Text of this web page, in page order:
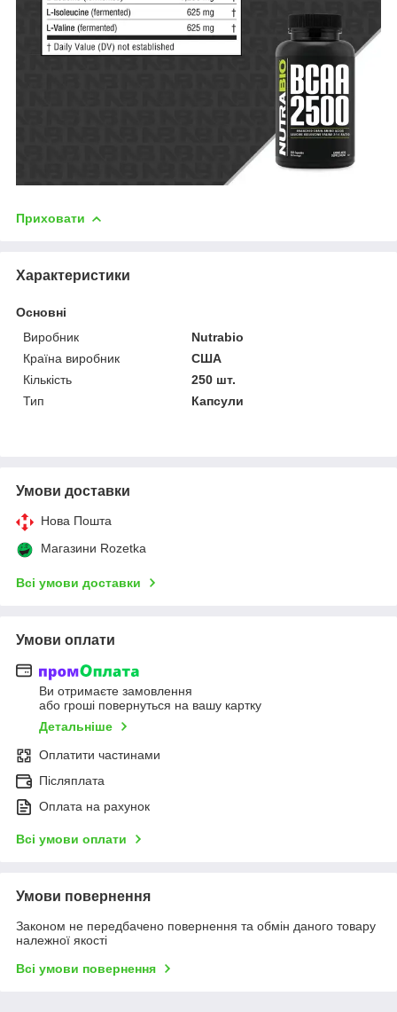
Приховати
Характеристики
Основні
Виробник
Nutrabio
Країна виробник
США
Кількість
250 шт.
Тип
Капсули
Умови доставки
Нова Пошта
Магазини Rozetka
Всі умови доставки
Умови оплати
Ви отримаєте замовлення
або гроші повернуться на вашу картку
Детальніше
Оплатити частинами
Післяплата
Оплата на рахунок
Всі умови оплати
Умови повернення
Законом не передбачено повернення та обмін даного товару
належної якості
Всі умови повернення